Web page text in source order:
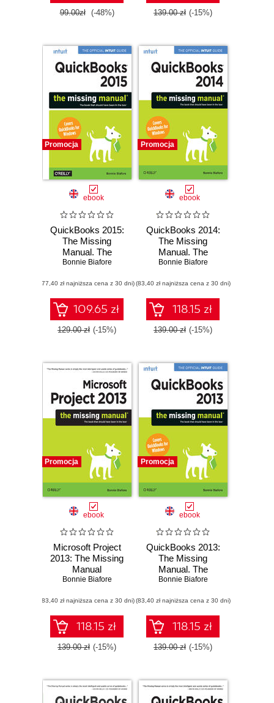
99.00zł (-48%) 139.00 zł (-15%)
Promocja
ebook
QuickBooks 2015:
The Missing
Manual. The
Official Intuit Guide
2015
Bonnie Biafore
(77,40 zł najniższa cena z 30 dni)
109.65 zł
129.00 zł (-15%)
Promocja
ebook
QuickBooks 2014:
The Missing
Manual. The
Official Intuit Guide
2014
Bonnie Biafore
(83,40 zł najniższa cena z 30 dni)
118.15 zł
139.00 zł (-15%)
Promocja
ebook
Microsoft Project
2013: The Missing
Manual
Bonnie Biafore
(83,40 zł najniższa cena z 30 dni)
118.15 zł
139.00 zł (-15%)
Promocja
ebook
QuickBooks 2013:
The Missing
Manual. The
Official Intuit Guide
2013
Bonnie Biafore
(83,40 zł najniższa cena z 30 dni)
118.15 zł
139.00 zł (-15%)